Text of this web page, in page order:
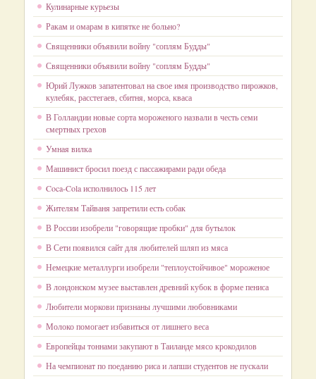
Кулинарные курьезы
Ракам и омарам в кипятке не больно?
Священники объявили войну "соплям Будды"
Священники объявили войну "соплям Будды"
Юрий Лужков запатентовал на свое имя производство пирожков,
кулебяк, расстегаев, сбитня, морса, кваса
В Голландии новые сорта мороженого назвали в честь семи
смертных грехов
Умная вилка
Машинист бросил поезд с пассажирами ради обеда
Coca-Cola исполнилось 115 лет
Жителям Тайваня запретили есть собак
В России изобрели "говорящие пробки" для бутылок
В Сети появился сайт для любителей шляп из мяса
Немецкие металлурги изобрели "теплоустойчивое" мороженое
В лондонском музее выставлен древний кубок в форме пениса
Любители моркови признаны лучшими любовниками
Молоко помогает избавиться от лишнего веса
Европейцы тоннами закупают в Таиланде мясо крокодилов
На чемпионат по поеданию риса и лапши студентов не пускали